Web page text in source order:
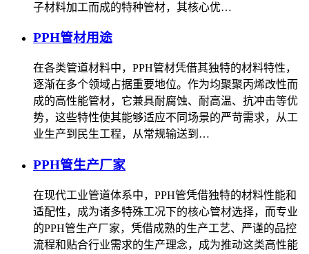
子材料加工而成的特种管材，其核心优…
PPH管材用途
在各类管道材料中，PPH管材凭借其独特的材料特性，
逐渐在多个领域占据重要地位。作为均聚聚丙烯改性而
成的高性能管材，它兼具耐腐蚀、耐高温、抗冲击等优
势，这些特性使其能够适应不同场景的严苛需求，从工
业生产到民生工程，从常规输送到…
PPH管生产厂家
在现代工业管道体系中，PPH管凭借独特的材料性能和
适配性，成为诸多特殊工况下的核心管材选择，而专业
的PPH管生产厂家，凭借成熟的生产工艺、严谨的品控
流程和贴合行业需求的生产理念，成为推动这类高性能